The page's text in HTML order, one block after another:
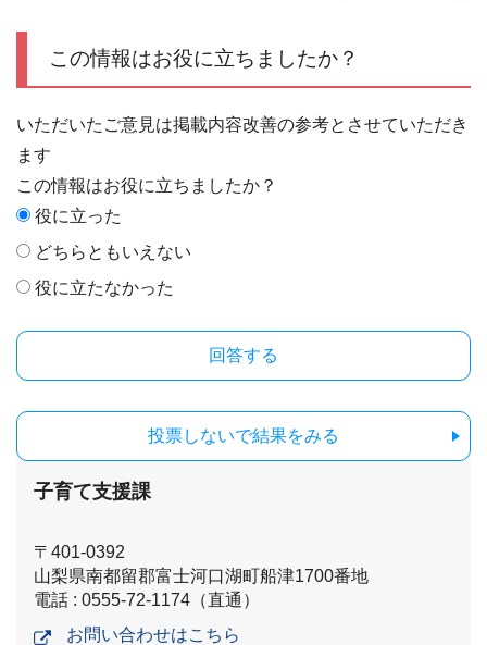
この情報はお役に立ちましたか？
いただいたご意見は掲載内容改善の参考とさせていただき
ます
この情報はお役に立ちましたか？
役に立った
どちらともいえない
役に立たなかった
投票しないで結果をみる
子育て支援課
〒401-0392
山梨県南都留郡富士河口湖町船津1700番地
電話 : 0555-72-1174（直通）
お問い合わせはこちら